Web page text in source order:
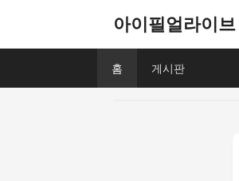
아이필얼라이브
홈 게시판